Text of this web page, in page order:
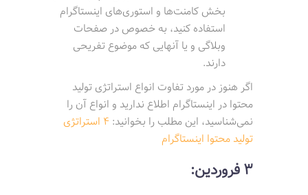
بخش کامنت‌ها و استوری‌های اینستاگرام
استفاده کنید، به خصوص در صفحات
وبلاگی و یا آنهایی که موضوع تفریحی
دارند.
اگر هنوز در مورد تفاوت انواع استراتژی تولید
محتوا در اینستاگرام اطلاع ندارید و انواع آن را
نمی‌شناسید، این مطلب را بخوانید:
4 استراتژی
تولید محتوا اینستاگرام
3 فروردین: